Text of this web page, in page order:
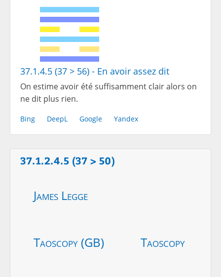
37.1.4.5 (37 > 56) - En avoir assez dit
On estime avoir été suffisamment clair alors on
ne dit plus rien.
Bing DeepL Google Yandex
37.1.2.4.5 (37 > 50)
James Legge
Taoscopy (GB) Taoscopy